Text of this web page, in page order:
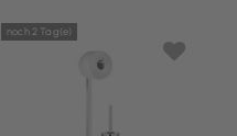
noch 2 Tag(e)